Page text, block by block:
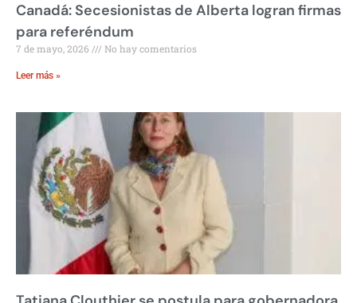
Canadá: Secesionistas de Alberta logran firmas
para referéndum
7 de mayo, 2026 No hay comentarios
Leer más »